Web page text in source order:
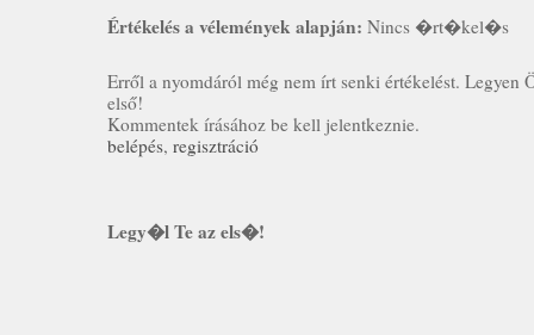
Értékelés a vélemények alapján: Nincs �rt�kel�s
Erről a nyomdáról még nem írt senki értékelést. Legyen
első!
Kommentek írásához be kell jelentkeznie.
belépés, regisztráció
Legy�l Te az els�!